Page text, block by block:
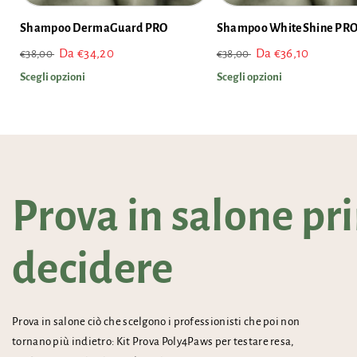
Shampoo DermaGuard PRO
Prezzo
di
€38,00 Prezzo
scontato
Da €34,20
Scegli opzioni
Shampoo WhiteShine PRO
Prezzo
di
€38,00 Prezzo
scontato
Da €36,10
Scegli opzioni
Prova in salone
decidere
Prova in salone ciò che scelgono i professionisti che poi non
tornano più indietro: Kit Prova Poly4Paws per testare resa,